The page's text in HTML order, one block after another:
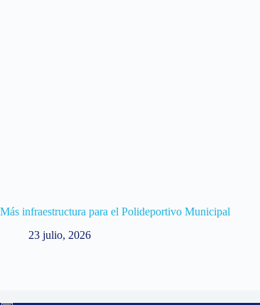
Más infraestructura para el Polideportivo Municipal
23 julio, 2026